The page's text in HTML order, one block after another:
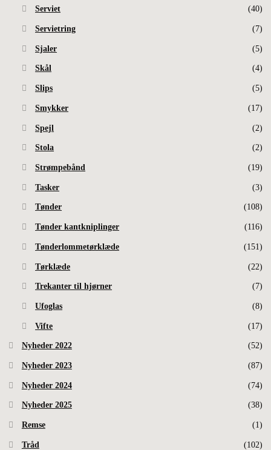
Serviet (40)
Servietring (7)
Sjaler (5)
Skål (4)
Slips (5)
Smykker (17)
Spejl (2)
Stola (2)
Strømpebånd (19)
Tasker (3)
Tønder (108)
Tønder kantkniplinger (116)
Tønderlommetørklæde (151)
Tørklæde (22)
Trekanter til hjørner (7)
Ufoglas (8)
Vifte (17)
Nyheder 2022 (52)
Nyheder 2023 (87)
Nyheder 2024 (74)
Nyheder 2025 (38)
Remse (1)
Tråd (102)